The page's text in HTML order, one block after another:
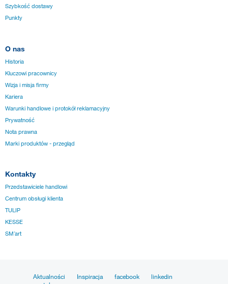
Szybkość dostawy
Punkty
O nas
Historia
Kluczowi pracownicy
Wizja i misja firmy
Kariera
Warunki handlowe i protokół reklamacyjny
Prywatność
Nota prawna
Marki produktów - przegląd
Kontakty
Przedstawiciele handlowi
Centrum obsługi klienta
TULIP
KESSE
SM´art
Aktualności Inspiracja facebook
linkedin